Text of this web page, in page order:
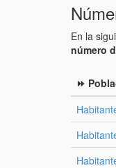
En la
número
⏩